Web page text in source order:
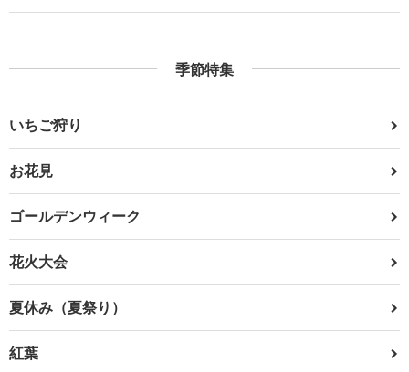
季節特集
いちご狩り
お花見
ゴールデンウィーク
花火大会
夏休み（夏祭り）
紅葉